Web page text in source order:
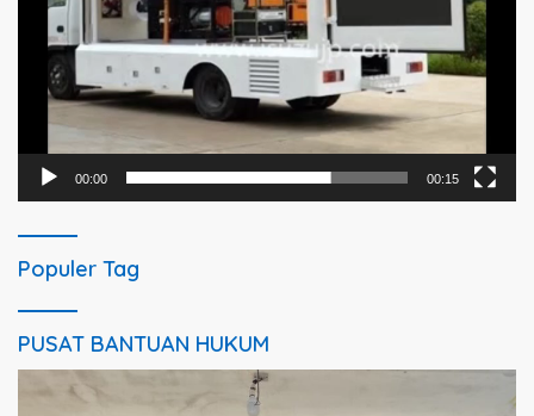
00:00 00:15
Populer Tag
PUSAT BANTUAN HUKUM